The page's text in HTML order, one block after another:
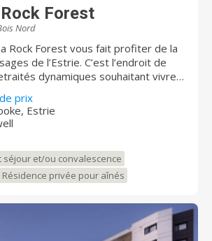
Forest
Nord
Rock Forest vous fait profiter de la
de l’Estrie. C’est l’endroit de
dynamiques souhaitant vivre
ou après-midi en
pour tous les goûts ! Venez
modernes et lumineux et
prix
Estrie
séjour et/ou convalescence
Résidence privée pour aînés